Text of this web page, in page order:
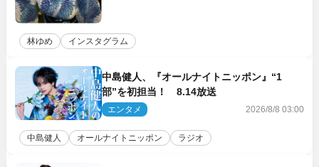
林ゆめ インスタグラム
中島健人、『オールナイトニッポン』“1
部”を初担当！ 8.14放送
エンタメ 2026/8/8 03:00
中島健人 オールナイトニッポン ラジオ